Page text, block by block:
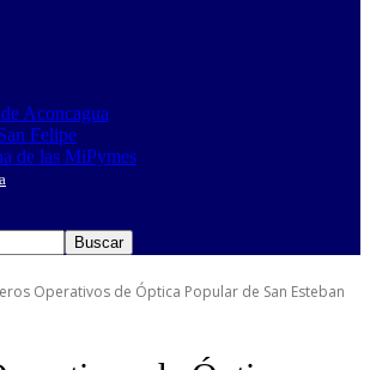
Aconcagua
Felipe
de las MiPymes
Operativos de Óptica Popular de San Esteban